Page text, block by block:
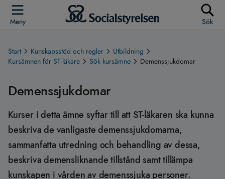
Meny Sök
Start Kunskapsstöd och regler
Utbildning
Kursämnen för ST-läkare
Sök kursämne Demenssjukdomar
Demenssjukdomar
Kurser i detta ämne syftar till att ST-läkaren ska kunna
beskriva de vanligaste demenssjukdomarna,
sammanfatta utredning och behandling av dessa,
beskriva demensliknande tillstånd samt tillämpa
kunskapen i vården av demenssjuka personer.